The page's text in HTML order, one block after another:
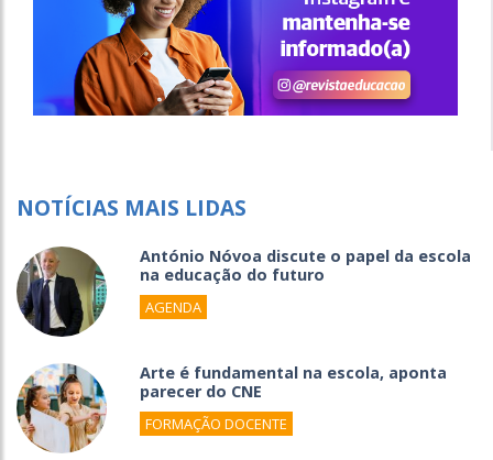
NOTÍCIAS MAIS LIDAS
António Nóvoa discute o papel da escola
na educação do futuro
AGENDA
Arte é fundamental na escola, aponta
parecer do CNE
FORMAÇÃO DOCENTE